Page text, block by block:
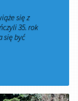
się z
35. rok
się być